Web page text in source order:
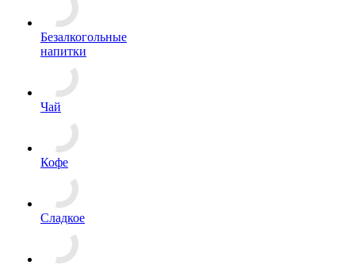
Безалкогольные
напитки
Чай
Кофе
Сладкое